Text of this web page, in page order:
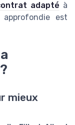
adapté à
approfondie est
mieux